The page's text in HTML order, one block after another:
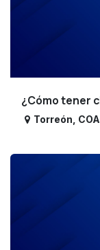
¿Cómo tener
Torreón COA